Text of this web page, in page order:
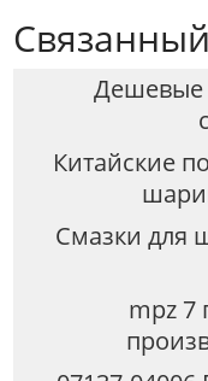
Связанный
Дешевые
Китайские
Смазки для
mpz 7